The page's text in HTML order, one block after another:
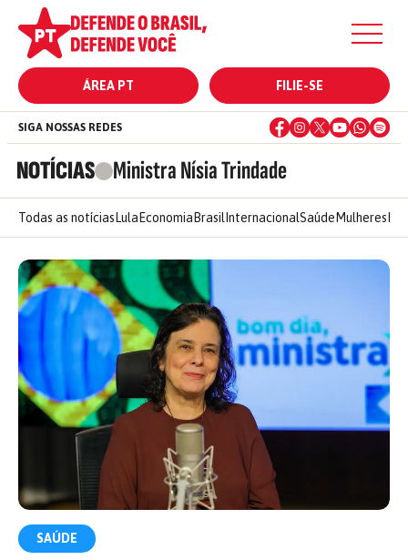
ÁREA PT FILIE-SE
NOTÍCIAS Ministra Nísia Trindade
SIGA NOSSAS REDES
Todas as notícias Lula Economia Brasil InternacionalSaúde Mulheres
SAÚDE